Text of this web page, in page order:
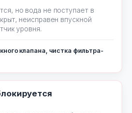
но вода не поступает в
неисправен впускной
уровня.
клапана, чистка фильтра-